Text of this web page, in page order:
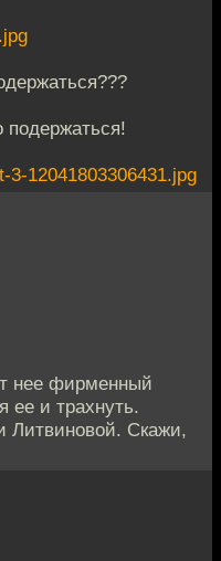
подержаться!
3-12041803306431.jpg
нее фирменный
ее и трахнуть.
Литвиновой. Скажи,